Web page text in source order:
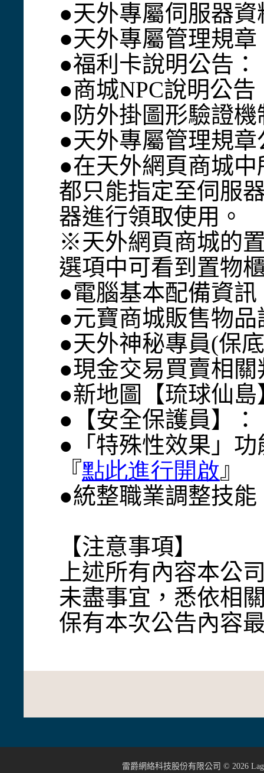
●天外專屬伺服器
●天外專屬管理規章
●福利卡說明公告：
●商城NPC說明公告
●防外掛圖形驗證機
●天外專屬管理規章
●在天外網頁商城
都只能指定至伺服
器進行領取使用。
※天外網頁商城的
選項中可看到置物
●電腦基本配備資訊
●元寶商城販售物品
●天外神秘專員(保
●現金交易買賣相
●新地圖【琉球仙
●【安全保護員】：
●「特殊性效果」
『點此進行開啟』
●統整職業調整技
【注意事項】
上述所有內容本公
未盡事宜，悉依相
保有本次公告內容
雷爵網絡科技股份有限公司 © 2026